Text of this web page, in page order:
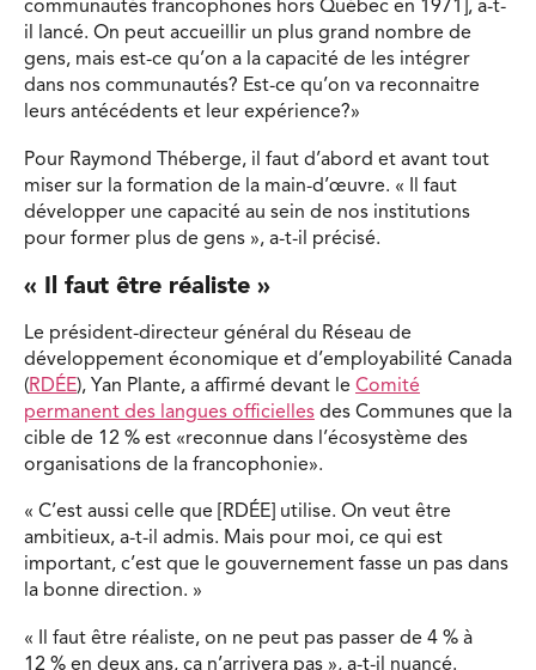
communautés francophones hors Québec en 1971], a-t-
il lancé. On peut accueillir un plus grand nombre de
gens, mais est-ce qu’on a la capacité de les intégrer
dans nos communautés? Est-ce qu’on va reconnaitre
leurs antécédents et leur expérience?»
Pour Raymond Théberge, il faut d’abord et avant tout
miser sur la formation de la main-d’œuvre. « Il faut
développer une capacité au sein de nos institutions
pour former plus de gens », a-t-il précisé.
« Il faut être réaliste »
Le président-directeur général du Réseau de
développement économique et d’employabilité Canada
(RDÉE), Yan Plante, a affirmé devant le Comité
permanent des langues officielles des Communes que la
cible de 12 % est «reconnue dans l’écosystème des
organisations de la francophonie».
« C’est aussi celle que [RDÉE] utilise. On veut être
ambitieux, a-t-il admis. Mais pour moi, ce qui est
important, c’est que le gouvernement fasse un pas dans
la bonne direction. »
« Il faut être réaliste, on ne peut pas passer de 4 % à
12 % en deux ans, ça n’arrivera pas », a-t-il nuancé.